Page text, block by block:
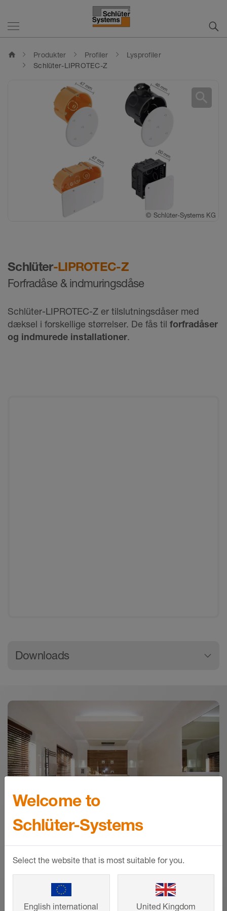
home Produkter Profiler
Lysprofiler
Schlüter-LIPROTEC-Z
Schlüter-LIPROTEC-Z
Forfradåse & indmuringsdåse
Schlüter-LIPROTEC-Z er tilslutningsdåser med
dæksel i forskellige størrelser. De fås til forfradåser
og indmurede installationer.
© Schlüter-Systems KG
Generelle produktinformationer
Downloads
Download
LIPROTEC Energy Labels EU
Referencer
Fra enfamiliehuse til store
Welcome to
Schlüter-Systems
Select the website that is most suitable for you.
English international United Kingdom